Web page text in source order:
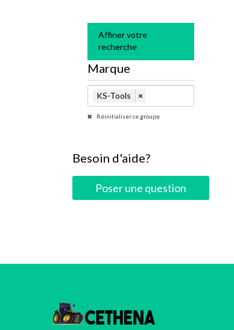
Affiner votre
recherche
Marque
KS-Tools ×
Réinitialiser ce groupe
Besoin d'aide?
Poser une question